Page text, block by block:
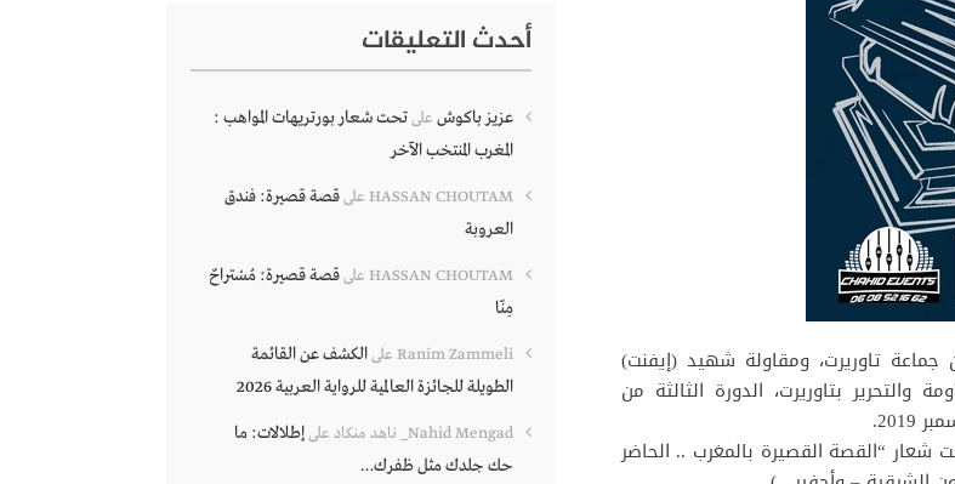
جماعة تاوريرت، ومقاولة شهيد (إيفنت)
والتحرير بتاوريرت، الدورة الثالثة من
شعار “القصة القصيرة بالمغرب .. الحاضر
أحدث التعليقات
عزيز باكوش علىتحت شعار بورتريهات المواهب :
المغرب المنتخب الآخر
HASSAN CHOUTAM علىقصة قصيرة: فندق
العروبة
HASSAN CHOUTAM علىقصة قصيرة: مُسْتراحٌ
مِنّا
Ranim Zammeli علىالكشف عن القائمة
الطويلة للجائزة العالمية للرواية العربية 2026
Nahid Mengad_ ناهد منكاد علىإطلالات: ما
حك جلدك مثل ظفرك…